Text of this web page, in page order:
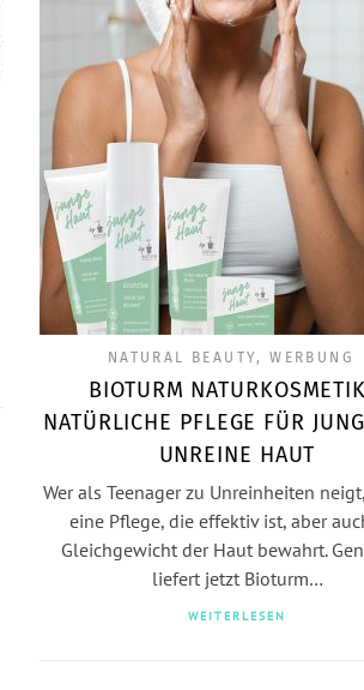
NATURAL BEAUTY,WERBUNG
BIOTURM
NATÜRLICHE PFLEGE FÜR
UNREINE HAUT
Wer als Teenager zu Unreinheiten
eine Pflege, die effektiv ist, aber
Gleichgewicht der Haut bewahrt.
liefert jetzt Bioturm…
WEITERLESEN